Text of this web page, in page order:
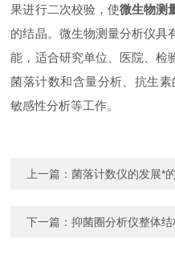
果进行二次校验，使微生物测
的结晶。微生物测量分析仪具
能，适合研究单位、医院、检
菌落计数和含量分析、抗生
敏感性分析等工作。
上一篇：菌落计数仪的发展*
下一篇：抑菌圈分析仪整体